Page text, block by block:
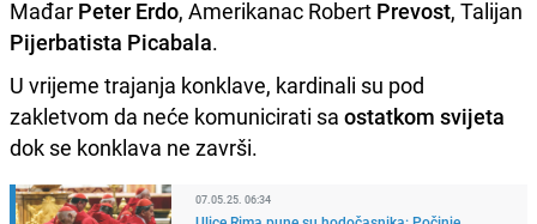
Mađar Peter Erdo, Amerikanac Robert Prevost, Talijan
Pijerbatista Picabala.
U vrijeme trajanja konklave, kardinali su pod
zakletvom da neće komunicirati sa ostatkom svijeta
dok se konklava ne završi.
07.05.25. 06:34